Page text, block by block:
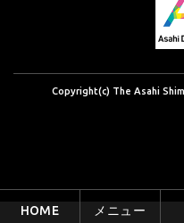
Copyright(c) The Asahi
HOME メニュー